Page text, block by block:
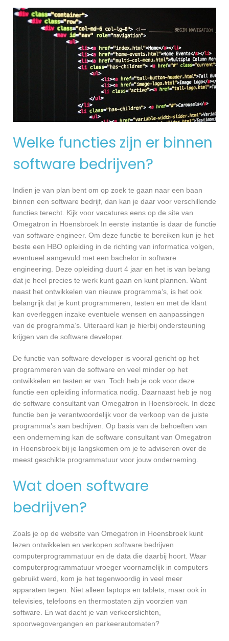
Welke functies zijn er binnen
software bedrijven?
Indien je van plan bent om op zoek te gaan naar een baan
binnen een software bedrijf, dan kan je daar voor verschillende
functies terecht. Kijk voor vacatures eens op de site van
Omegatron in Hoensbroek In eerste instantie is daar de functie
van software engineer. Om deze functie te bereiken kun je het
beste een HBO opleiding in de richting van informatica volgen,
eventueel aangevuld met een bachelor in software
engineering. Deze opleiding duurt 4 jaar en het is van belang
dat je heel precies te werk kunt gaan en kunt plannen. Want
naast het ontwikkelen van nieuwe programma’s, is het ook
belangrijk dat je kunt programmeren, testen en met de klant
kan overleggen inzake eventuele wensen en aanpassingen
van de programma’s. Uiteraard kan je hierbij ondersteuning
krijgen van de software developer.
De functie van software developer is vooral gericht op het
programmeren van de software en veel minder op het
ontwikkelen en testen er van. Toch heb je ook voor deze
functie een opleiding informatica nodig. Daarnaast heb je nog
de software consultant van Omegatron in Hoensbroek. In deze
functie ben je verantwoordelijk voor de verkoop van de juiste
programma’s aan bedrijven. Op basis van de behoeften van
een onderneming kan de software consultant van Omegatron
in Hoensbroek bij je langskomen om je te adviseren over de
meest geschikte programmatuur voor jouw onderneming.
Wat doen software
bedrijven?
Zoals je op de website van Omegatron in Hoensbroek kunt
lezen ontwikkelen en verkopen software bedrijven
computerprogrammatuur en de data die daarbij hoort. Waar
computerprogrammatuur vroeger voornamelijk in computers
gebruikt werd, kom je het tegenwoordig in veel meer
apparaten tegen. Niet alleen laptops en tablets, maar ook in
televisies, telefoons en thermostaten zijn voorzien van
software. En wat dacht je van verkeerslichten,
spoorwegovergangen en parkeerautomaten?